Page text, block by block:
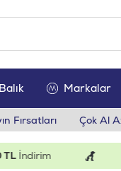
Balık Markalar
Fırsatları Çok Al